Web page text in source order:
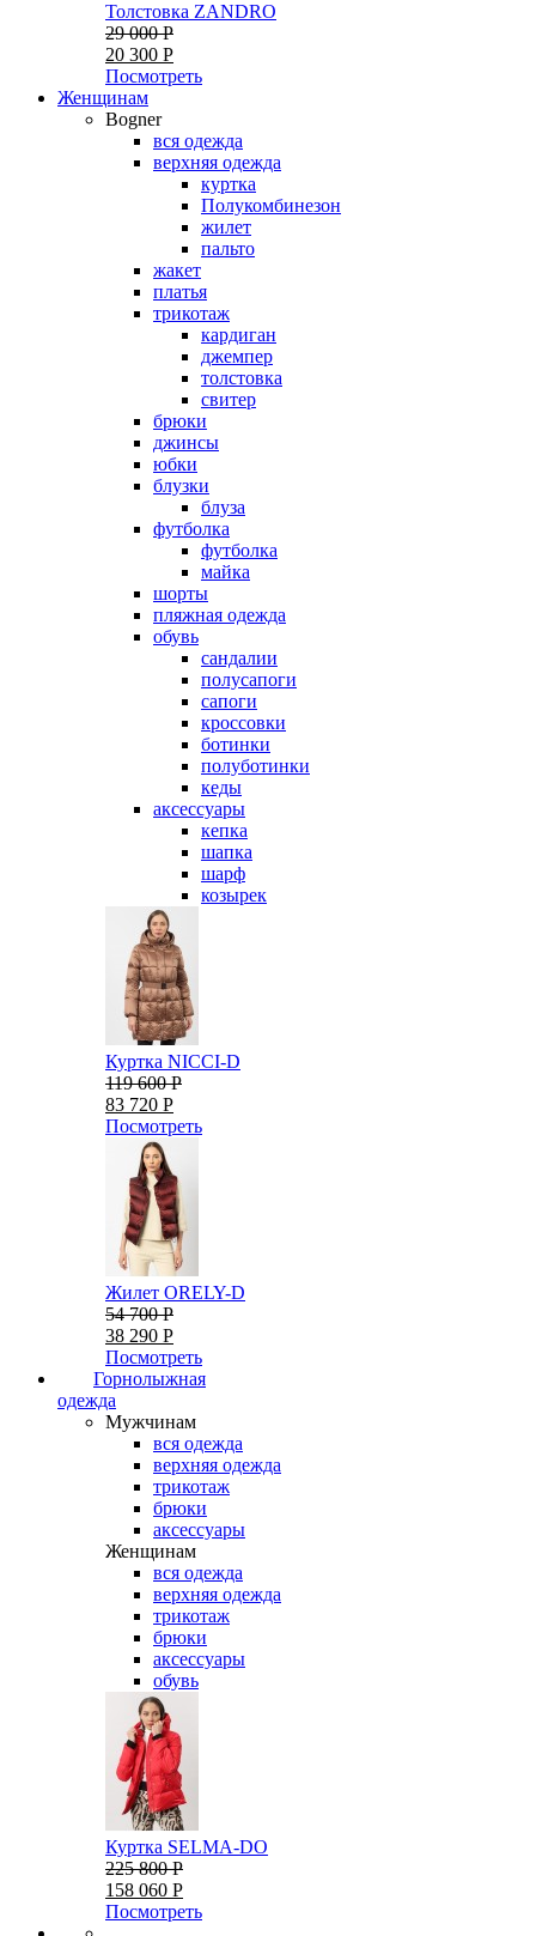
Толстовка ZANDRO
29 000 Р
20 300 Р
Посмотреть
Женщинам
Bogner
вся одежда
верхняя одежда
куртка
Полукомбинезон
жилет
пальто
жакет
платья
трикотаж
кардиган
джемпер
толстовка
свитер
брюки
джинсы
юбки
блузки
блуза
футболка
футболка
майка
шорты
пляжная одежда
oбувь
сандалии
полусапоги
сапоги
кроссовки
ботинки
полуботинки
кеды
аксессуары
кепка
шапка
шарф
козырек
Куртка NICCI-D
119 600 Р
83 720 Р
Посмотреть
Жилет ORELY-D
54 700 Р
38 290 Р
Посмотреть
Горнолыжная
одежда
Мужчинам
вся одежда
верхняя одежда
трикотаж
брюки
аксессуары
Женщинам
вся одежда
верхняя одежда
трикотаж
брюки
аксессуары
обувь
Куртка SELMA-DO
225 800 Р
158 060 Р
Посмотреть